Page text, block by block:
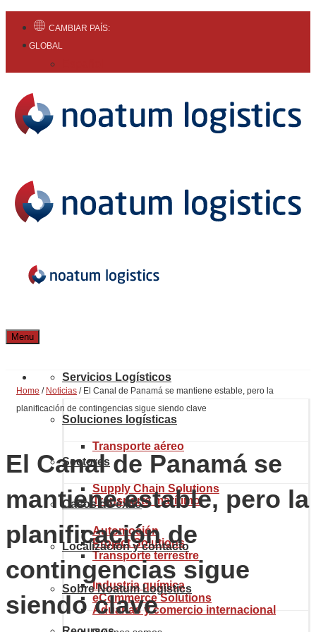
CAMBIAR PAÍS:
GLOBAL
Menu
Servicios Logísticos
Transporte aéreo
Transporte marítimo
Transporte terrestre
Aduanas y comercio internacional
Soluciones logísticas
Supply Chain Solutions
Project Solutions
eCommerce Solutions
Sectores
Automoción
Industria química
Casos de éxito
Localización y contacto
Sobre Noatum Logistics
Home / Noticias / El Canal de Panamá se mantiene estable, pero la
planificación de contingencias sigue siendo clave
El Canal de Panamá se
mantiene estable, pero la
planificación de
contingencias sigue
siendo clave